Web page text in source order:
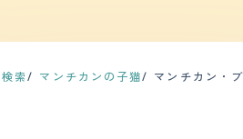
手足が可愛いくて、見た瞬間ひと目惚れしました
ーダーさんや獣医さんに相談したりで
索 マンチカンの子猫 マンチカン・